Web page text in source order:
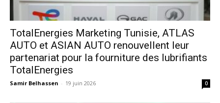
TotalEnergies Marketing Tunisie, ATLAS
AUTO et ASIAN AUTO renouvellent leur
partenariat pour la fourniture des lubrifiants
TotalEnergies
Samir Belhassen - 19 juin 2026 0